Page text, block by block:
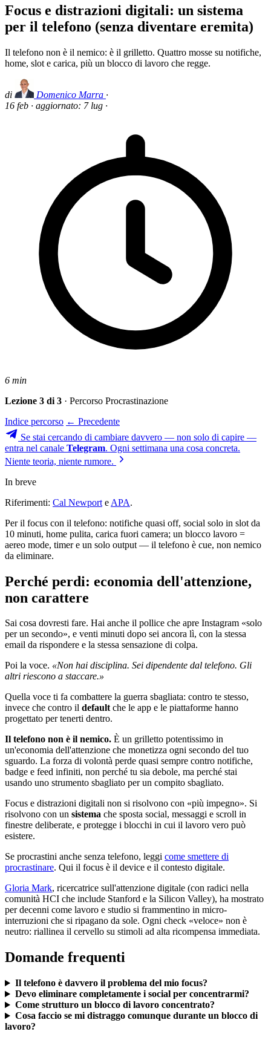
Focus e distrazioni digitali: un sistema
per il telefono (senza diventare eremita)
Il telefono non è il nemico: è il grilletto. Quattro mosse su notifiche,
home, slot e carica, più un blocco di lavoro che regge.
di Domenico Marra ·
16 feb · aggiornato: 7 lug ·
6 min
Lezione 3 di 3 · Percorso Procrastinazione
Indice percorso ← Precedente
Se stai cercando di cambiare davvero — non solo di capire —
entra nel canale Telegram. Ogni settimana una cosa concreta.
Niente teoria, niente rumore.
In breve
Riferimenti: Cal Newport e APA.
Per il focus con il telefono: notifiche quasi off, social solo in slot da
10 minuti, home pulita, carica fuori camera; un blocco lavoro =
aereo mode, timer e un solo output — il telefono è cue, non nemico
da eliminare.
Perché perdi: economia dell'attenzione,
non carattere
Sai cosa dovresti fare. Hai anche il pollice che apre Instagram «solo
per un secondo», e venti minuti dopo sei ancora lì, con la stessa
email da rispondere e la stessa sensazione di colpa.
Poi la voce. «Non hai disciplina. Sei dipendente dal telefono. Gli
altri riescono a staccare.»
Quella voce ti fa combattere la guerra sbagliata: contro te stesso,
invece che contro il defaultche le app e le piattaforme hanno
progettato per tenerti dentro.
Il telefono non è il nemico. È un grilletto potentissimo in
un'economia dell'attenzione che monetizza ogni secondo del tuo
sguardo. La forza di volontà perde quasi sempre contro notifiche,
badge e feed infiniti, non perché tu sia debole, ma perché stai
usando uno strumento sbagliato per un compito sbagliato.
Focus e distrazioni digitali non si risolvono con «più impegno». Si
risolvono con un sistema che sposta social, messaggi e scroll in
finestre deliberate, e protegge i blocchi in cui il lavoro vero può
esistere.
Se procrastini anche senza telefono, leggi come smettere di
procrastinare. Qui il focus è il device e il contesto digitale.
Gloria Mark, ricercatrice sull'attenzione digitale (con radici nella
comunità HCI che include Stanford e la Silicon Valley), ha mostrato
per decenni come lavoro e studio si frammentino in micro-
interruzioni che si ripagano da sole. Ogni check «veloce» non è
neutro: riallinea il cervello su stimoli ad alta ricompensa immediata.
Domande frequenti
Il telefono è davvero il problema del mio focus?
Devo eliminare completamente i social per concentrarmi?
Come strutturo un blocco di lavoro concentrato?
Cosa faccio se mi distraggo comunque durante un blocco di
lavoro?